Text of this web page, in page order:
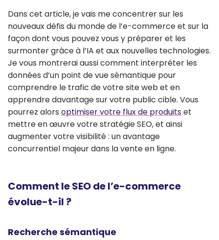
Dans cet article, je vais me concentrer sur les
nouveaux défis du monde de l’e-commerceet sur la
façon dont vous pouvez vous y préparer et les
surmonter grâce à l’IA et aux nouvelles technologies.
Je vous montrerai aussicomment interpréter les
données d’un point de vue sémantique pour
comprendre le trafic de votre site web et en
apprendre davantage sur votre public cible. Vous
pourrez alors optimiser votre flux de produitset
mettre en œuvre votre stratégie SEO, et ainsi
augmenter votre visibilité : un avantage
concurrentiel majeur dans la vente en ligne.
Comment le SEO de l’e-commerce
évolue-t-il ?
Recherche sémantique